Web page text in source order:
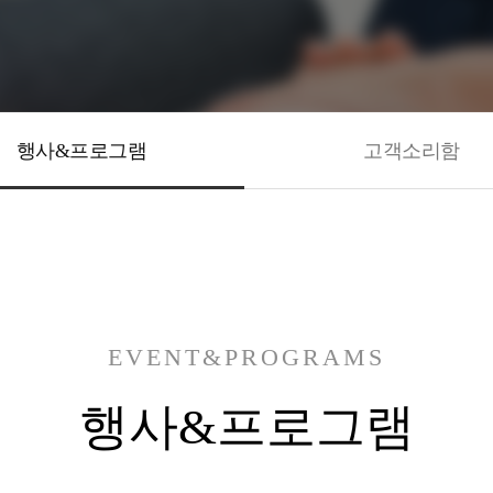
행사&프로그램 고객소리함
EVENT&PROGRAMS
행사&프로그램